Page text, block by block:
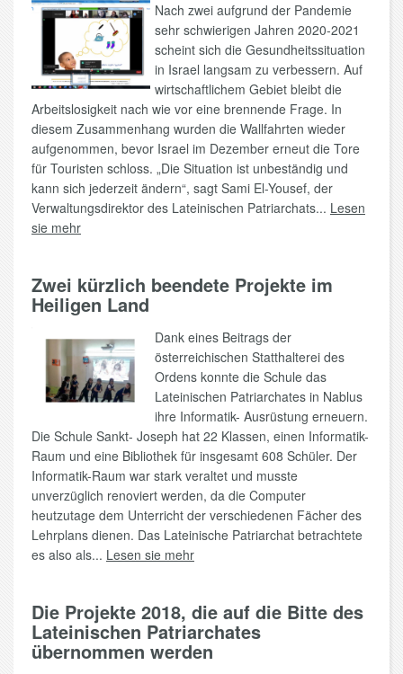
Nach zwei aufgrund der Pandemie
sehr schwierigen Jahren 2020-2021
scheint sich die Gesundheitssituation
in Israel langsam zu verbessern. Auf
wirtschaftlichem Gebiet bleibt die
Arbeitslosigkeit nach wie vor eine brennende Frage. In
diesem Zusammenhang wurden die Wallfahrten wieder
aufgenommen, bevor Israel im Dezember erneut die Tore
für Touristen schloss. „Die Situation ist unbeständig und
kann sich jederzeit ändern“, sagt Sami El-Yousef, der
Verwaltungsdirektor des Lateinischen Patriarchats... Lesen
sie mehr
Zwei kürzlich beendete Projekte im
Heiligen Land
Dank eines Beitrags der
österreichischen Statthalterei des
Ordens konnte die Schule das
Lateinischen Patriarchates in Nablus
ihre Informatik- Ausrüstung erneuern.
Die Schule Sankt- Joseph hat 22 Klassen, einen Informatik-
Raum und eine Bibliothek für insgesamt 608 Schüler. Der
Informatik-Raum war stark veraltet und musste
unverzüglich renoviert werden, da die Computer
heutzutage dem Unterricht der verschiedenen Fächer des
Lehrplans dienen. Das Lateinische Patriarchat betrachtete
es also als... Lesen sie mehr
Die Projekte 2018, die auf die Bitte des
Lateinischen Patriarchates
übernommen werden